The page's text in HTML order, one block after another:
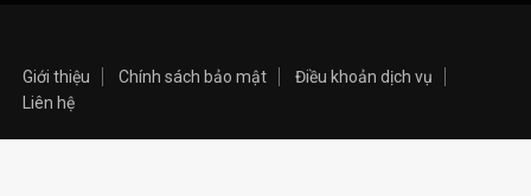
Giới thiệu Chính sách bảo mật
Điều khoản dịch vụ
Liên hệ